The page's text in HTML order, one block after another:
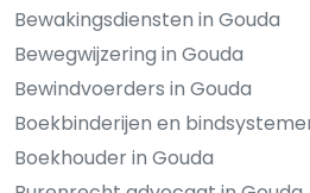
Bewakingsdiensten in Gouda
Bewegwijzering in Gouda
Bewindvoerders in Gouda
Boekbinderijen en
Boekhouder in Gouda